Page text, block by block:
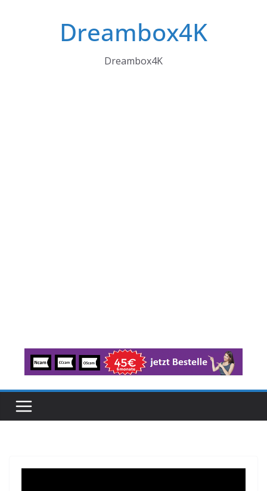
Dreambox4K
Dreambox4K